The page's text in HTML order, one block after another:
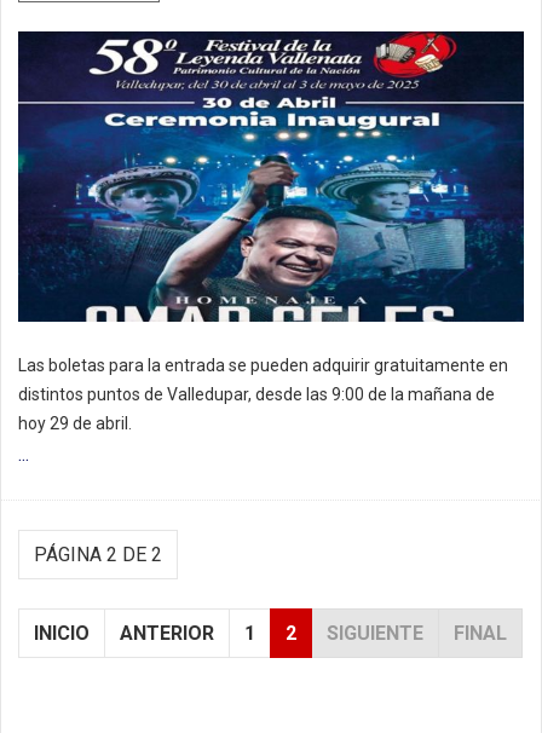
Las boletas para la entrada se pueden adquirir gratuitamente en
distintos puntos de Valledupar, desde las 9:00 de la mañana de
hoy 29 de abril.
...
PÁGINA 2 DE 2
INICIO ANTERIOR 1 2 SIGUIENTE FINAL